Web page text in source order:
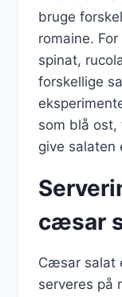
bruge
romaine.
spinat,
forskellige
som blå
give salaten
cæsar
Cæsar salat
serveres på